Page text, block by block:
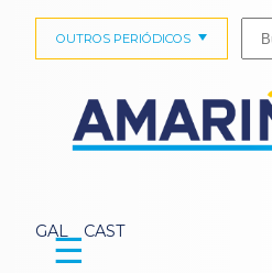
GAL CAST
OUTROS PERIÓDICOS
☰